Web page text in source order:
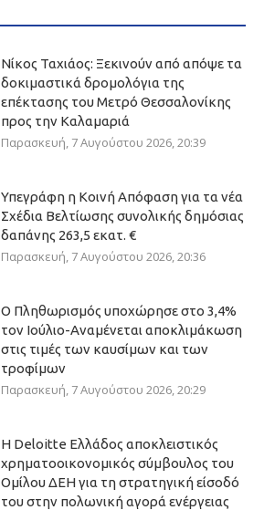
Νίκος Ταχιάος: Ξεκινούν από απόψε τα
δοκιμαστικά δρομολόγια της
επέκτασης του Μετρό Θεσσαλονίκης
προς την Καλαμαριά
Παρασκευή, 7 Αυγούστου 2026, 20:39
Υπεγράφη η Κοινή Απόφαση για τα νέα
Σχέδια Βελτίωσης συνολικής δημόσιας
δαπάνης 263,5 εκατ. €
Παρασκευή, 7 Αυγούστου 2026, 20:36
Ο Πληθωρισμός υποχώρησε στο 3,4%
τον Ιούλιο-Αναμένεται αποκλιμάκωση
στις τιμές των καυσίμων και των
τροφίμων
Παρασκευή, 7 Αυγούστου 2026, 20:29
Η Deloitte Ελλάδος αποκλειστικός
χρηματοοικονομικός σύμβουλος του
Ομίλου ΔΕΗ για τη στρατηγική είσοδό
του στην πολωνική αγορά ενέργειας